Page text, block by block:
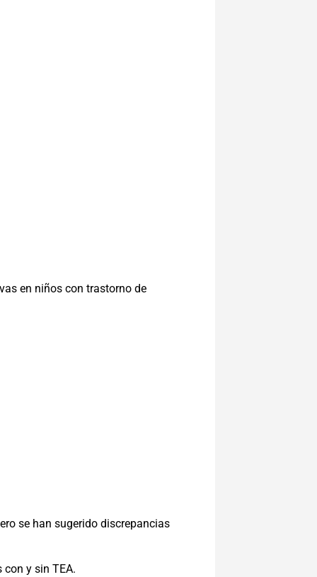
en niños con trastorno de
se han sugerido discrepancias
y sin TEA.